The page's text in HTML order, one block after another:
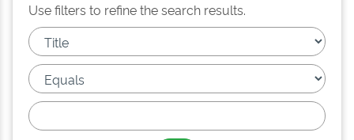
Use filters to refine the search results.